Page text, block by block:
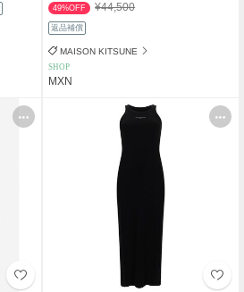
49%OFF ¥44,500
返品補償
MAISON KITSUNE
SHOP
MXN